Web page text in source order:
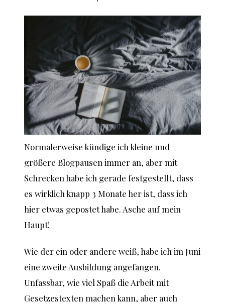
Normalerweise kündige ich kleine und
größere Blogpausen immer an, aber mit
Schrecken habe ich gerade festgestellt, dass
es wirklich knapp 3 Monate her ist, dass ich
hier etwas gepostet habe. Asche auf mein
Haupt!
Wie der ein oder andere weiß, habe ich im Juni
eine zweite Ausbildung angefangen.
Unfassbar, wie viel Spaß die Arbeit mit
Gesetzestexten machen kann, aber auch